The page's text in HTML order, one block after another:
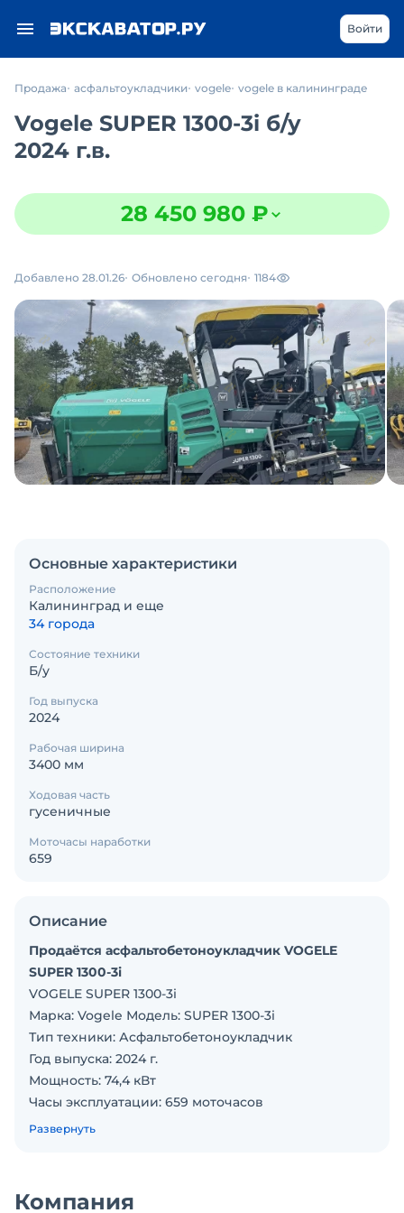
Войти
Продажа асфальтоукладчики vogele vogele в калининграде
Vogele SUPER 1300-3i б/у
2024 г.в.
28 450 980 ₽
Добавлено 28.01.26 Обновлено сегодня 1184
Основные характеристики
Расположение
Калининград и еще
34 города
Состояние техники
Б/у
Год выпуска
2024
Рабочая ширина
3400 мм
Ходовая часть
гусеничные
Моточасы наработки
659
Описание
Продаётся асфальтобетоноукладчик VOGELE
SUPER 1300-3i
VOGELE SUPER 1300-3i
Марка: Vogele Модель: SUPER 1300-3i
Тип техники: Асфальтобетоноукладчик
Год выпуска: 2024 г.
Мощность: 74,4 кВт
Часы эксплуатации: 659 моточасов
Вес: 10850 кг
Развернуть
Компания